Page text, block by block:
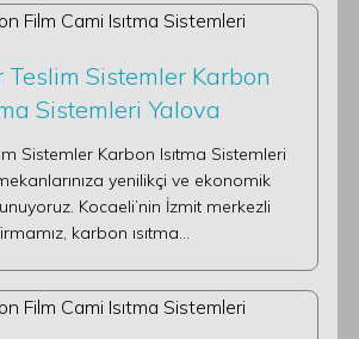
Sistemler Karbon
Sistemleri Yalova
Sistemler Karbon Isıtma Sistemleri
yenilikçi ve ekonomik
Kocaeli’nin İzmit merkezli
karbon ısıtma…